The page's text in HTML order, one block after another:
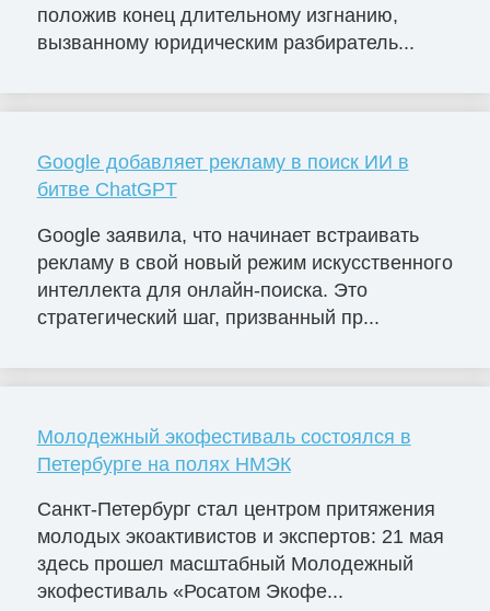
положив конец длительному изгнанию,
вызванному юридическим разбиратель...
Google добавляет рекламу в поиск ИИ в
битве ChatGPT
Google заявила, что начинает встраивать
рекламу в свой новый режим искусственного
интеллекта для онлайн-поиска. Это
стратегический шаг, призванный пр...
Молодежный экофестиваль состоялся в
Петербурге на полях НМЭК
Санкт-Петербург стал центром притяжения
молодых экоактивистов и экспертов: 21 мая
здесь прошел масштабный Молодежный
экофестиваль «Росатом Экофе...